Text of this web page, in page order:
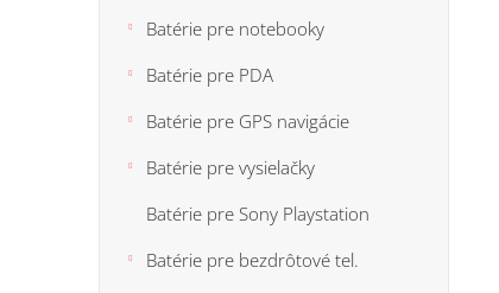
Batérie pre notebooky
Batérie pre PDA
Batérie pre GPS navigácie
Batérie pre vysielačky
Batérie pre Sony Playstation
Batérie pre bezdrôtové tel.